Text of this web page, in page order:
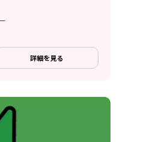
詳細を見る